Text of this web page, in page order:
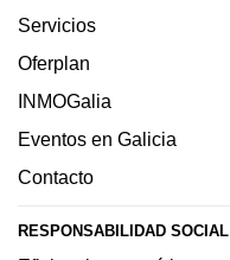
Servicios
Oferplan
INMOGalia
Eventos en Galicia
Contacto
RESPONSABILIDAD SOCIAL